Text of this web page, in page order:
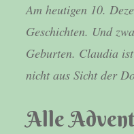
Am heutigen 10.
Geschichten. Und
Geburten. Claudia
nicht aus Sicht der
Alle